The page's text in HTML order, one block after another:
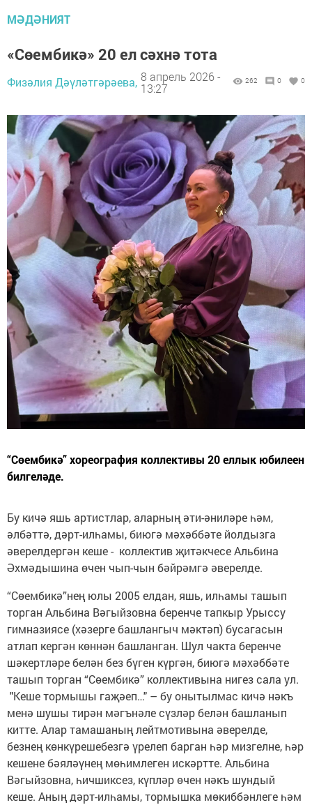
МӘДӘНИЯТ
«Сөембикә» 20 ел сәхнә тота
Физәлия Дәүләтгәрәева, 8 апрель 2026 -
13:27
262 0 0
“Сөембикә” хореография коллективы 20 еллык юбилеен
билгеләде.
Бу кичә яшь артистлар, аларның әти-әниләре һәм,
әлбәттә, дәрт-илһамы, биюгә мәхәббәте йолдызга
әверелдергән кеше - коллектив җитәкчесе Альбина
Әхмәдышина өчен чып-чын бәйрәмгә әверелде.
“Сөембикә”нең юлы 2005 елдан, яшь, илһамы ташып
торган Альбина Вәгыйзовна беренче тапкыр Урыссу
гимназиясе (хәзерге башлангыч мәктәп) бусагасын
атлап кергән көннән башланган. Шул чакта беренче
шәкертләре белән без бүген күргән, биюгә мәхәббәте
ташып торган “Сөембикә” коллективына нигез сала ул.
"Кеше тормышы гаҗәеп…" – бу онытылмас кичә нәкъ
менә шушы тирән мәгънәле сүзләр белән башланып
китте. Алар тамашаның лейтмотивына әверелде,
безнең көнкүрешебезгә үрелеп барган һәр мизгелне, һәр
кешене бәяләүнең мөһимлеген искәртте. Альбина
Вәгыйзовна, һичшиксез, күпләр өчен нәкъ шундый
кеше. Аның дәрт-илһамы, тормышка мөкиббәнлеге һәм